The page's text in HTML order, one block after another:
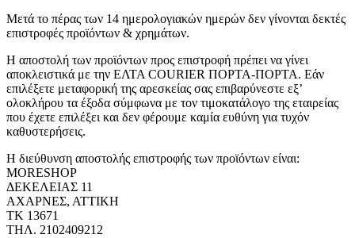
Μετά το πέρας των 14 ημερολογιακών ημερών δεν γίνονται δεκτές
επιστροφές προϊόντων & χρημάτων.
Η αποστολή των προϊόντων προς επιστροφή πρέπει να γίνει
αποκλειστικά με την ΕΛΤΑ COURIER ΠΟΡΤΑ-ΠΟΡΤΑ. Εάν
επιλέξετε μεταφορική της αρεσκείας σας επιβαρύνεστε εξ’
ολοκλήρου τα έξοδα σύμφωνα με τον τιμοκατάλογο της εταιρείας
που έχετε επιλέξει και δεν φέρουμε καμία ευθύνη για τυχόν
καθυστερήσεις.
Η διεύθυνση αποστολής επιστροφής των προϊόντων είναι:
MORESHOP
ΔΕΚΕΛΕΙΑΣ 11
ΑΧΑΡΝΕΣ, ΑΤΤΙΚΗ
ΤΚ 13671
ΤΗΛ. 2102409212